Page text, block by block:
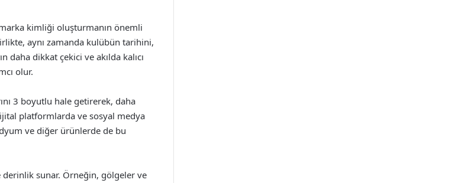
kimliği oluşturmanın önemli
aynı zamanda kulübün tarihini,
daha dikkat çekici ve akılda kalıcı
olur.
3 boyutlu hale getirerek, daha
platformlarda ve sosyal medya
ve diğer ürünlerde de bu
derinlik sunar. Örneğin, gölgeler ve